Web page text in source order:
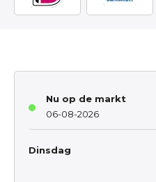
Nu op de markt
06-08-2026
Dinsdag